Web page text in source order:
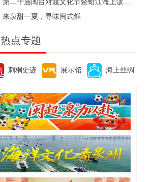
来泉甜一夏，寻味闽式鲜
热点专题
刺桐史迹 展示馆 海上丝绸